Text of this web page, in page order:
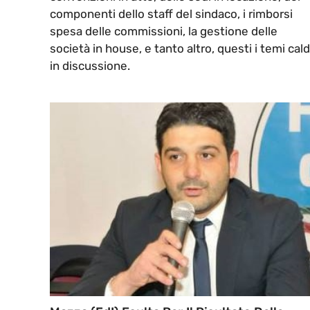
componenti dello staff del sindaco, i rimborsi
spesa delle commissioni, la gestione delle
società in house, e tanto altro, questi i temi
in discussione.